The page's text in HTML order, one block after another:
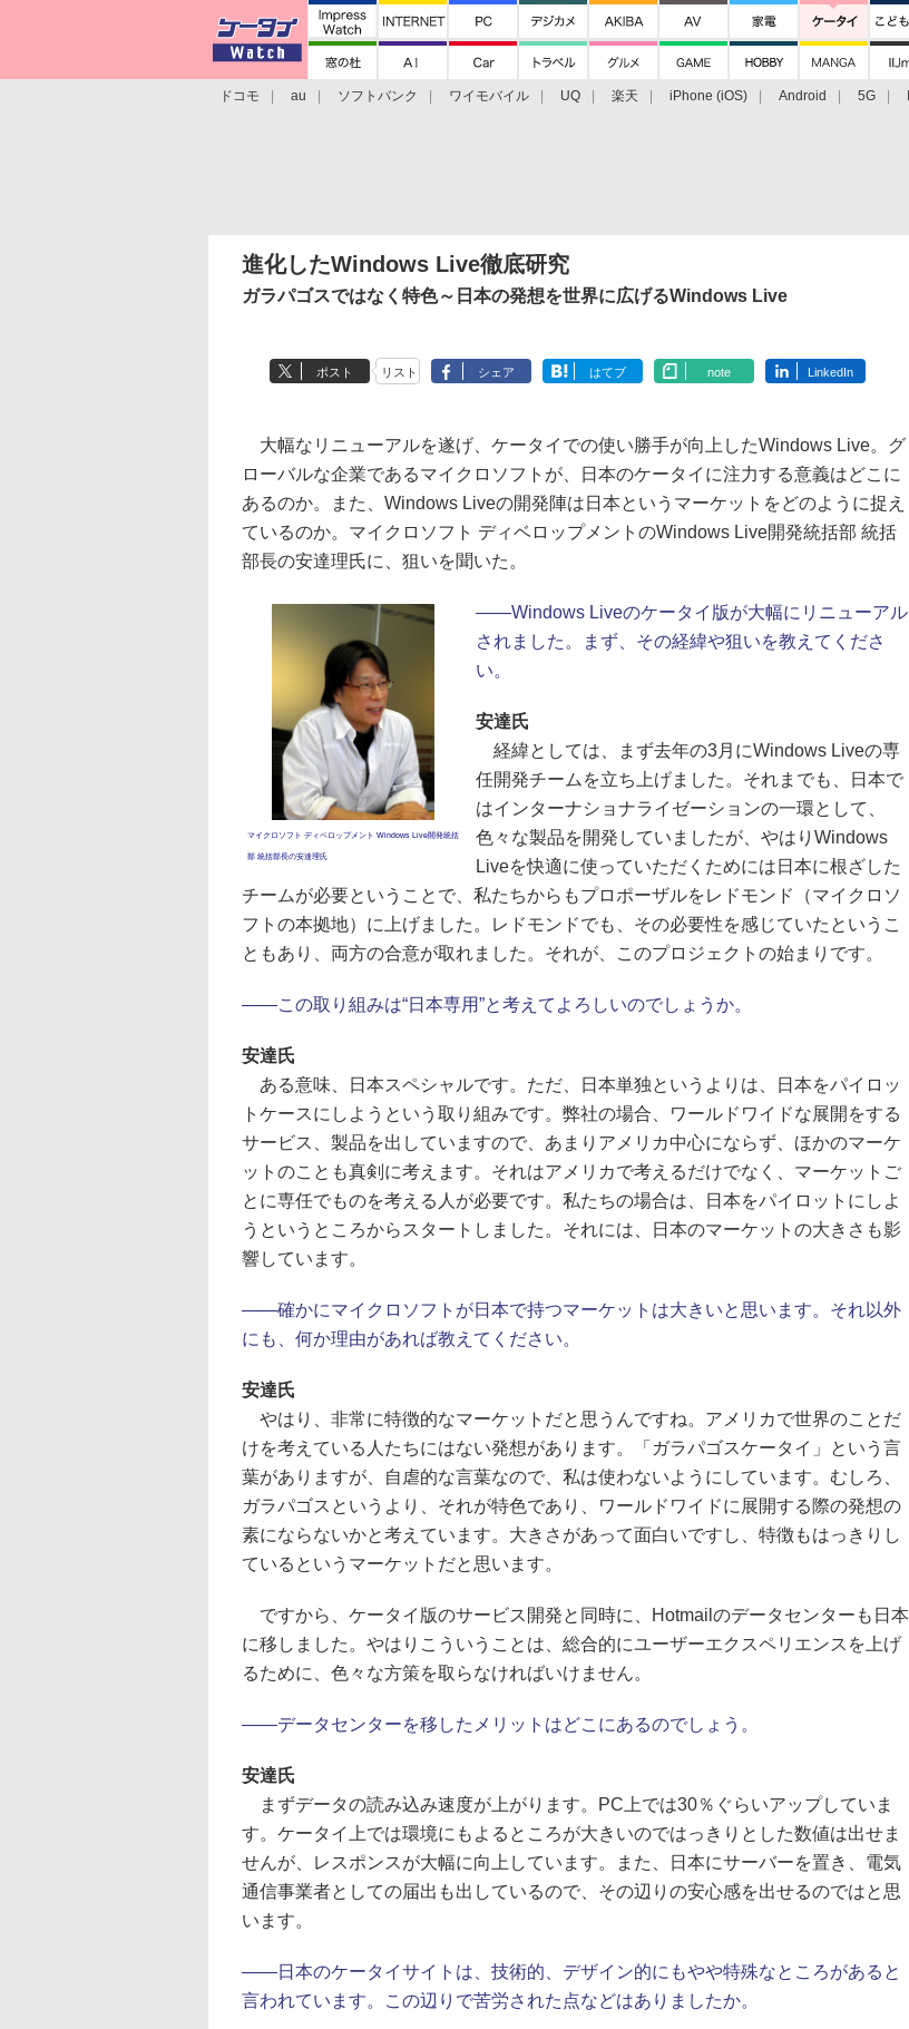
ドコモ au ソフトバンク ワイモバイル UQ 楽天 iPhone (iOS) Android 5G
進化したWindows Live徹底研究
ガラパゴスではなく特色～日本の発想を世界に広げるWindows Live
ポスト リスト シェア はてブ note LinkedIn
大幅なリニューアルを遂げ、ケータイでの使い勝手が向上したWindows Live。グ
ローバルな企業であるマイクロソフトが、日本のケータイに注力する意義はどこに
あるのか。また、Windows Liveの開発陣は日本というマーケットをどのように捉え
ているのか。マイクロソフト ディベロップメントのWindows Live開発統括部 統括
部長の安達理氏に、狙いを聞いた。
マイクロソフト ディベロップメント Windows Live開発統括
部 統括部長の安達理氏
――Windows Liveのケータイ版が大幅にリニューアル
されました。まず、その経緯や狙いを教えてくださ
い。
安達氏
経緯としては、まず去年の3月にWindows Liveの専
任開発チームを立ち上げました。それまでも、日本で
はインターナショナライゼーションの一環として、
色々な製品を開発していましたが、やはりWindows
Liveを快適に使っていただくためには日本に根ざした
チームが必要ということで、私たちからもプロポーザルをレドモンド（マイクロソ
フトの本拠地）に上げました。レドモンドでも、その必要性を感じていたというこ
ともあり、両方の合意が取れました。それが、このプロジェクトの始まりです。
――この取り組みは“日本専用”と考えてよろしいのでしょうか。
安達氏
ある意味、日本スペシャルです。ただ、日本単独というよりは、日本をパイロッ
トケースにしようという取り組みです。弊社の場合、ワールドワイドな展開をする
サービス、製品を出していますので、あまりアメリカ中心にならず、ほかのマーケ
ットのことも真剣に考えます。それはアメリカで考えるだけでなく、マーケットご
とに専任でものを考える人が必要です。私たちの場合は、日本をパイロットにしよ
うというところからスタートしました。それには、日本のマーケットの大きさも影
響しています。
――確かにマイクロソフトが日本で持つマーケットは大きいと思います。それ以外
にも、何か理由があれば教えてください。
安達氏
やはり、非常に特徴的なマーケットだと思うんですね。アメリカで世界のことだ
けを考えている人たちにはない発想があります。「ガラパゴスケータイ」という言
葉がありますが、自虐的な言葉なので、私は使わないようにしています。むしろ、
ガラパゴスというより、それが特色であり、ワールドワイドに展開する際の発想の
素にならないかと考えています。大きさがあって面白いですし、特徴もはっきりし
ているというマーケットだと思います。
ですから、ケータイ版のサービス開発と同時に、Hotmailのデータセンターも日本
に移しました。やはりこういうことは、総合的にユーザーエクスペリエンスを上げ
るために、色々な方策を取らなければいけません。
――データセンターを移したメリットはどこにあるのでしょう。
安達氏
まずデータの読み込み速度が上がります。PC上では30％ぐらいアップしていま
す。ケータイ上では環境にもよるところが大きいのではっきりとした数値は出せま
せんが、レスポンスが大幅に向上しています。また、日本にサーバーを置き、電気
通信事業者としての届出も出しているので、その辺りの安心感を出せるのではと思
います。
――日本のケータイサイトは、技術的、デザイン的にもやや特殊なところがあると
言われています。この辺りで苦労された点などはありましたか。